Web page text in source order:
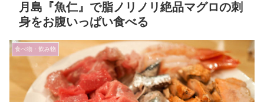
月島『魚仁』で脂ノリノリ絶品マグロの刺
身をお腹いっぱい食べる
食べ物・飲み物